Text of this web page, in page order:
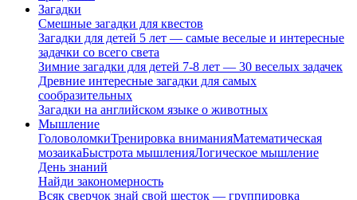
Загадки
Смешные загадки для квестов
Загадки для детей 5 лет — самые веселые и интересные
задачки со всего света
Зимние загадки для детей 7-8 лет — 30 веселых задачек
Древние интересные загадки для самых
сообразительных
Загадки на английском языке о животных
Мышление
ГоловоломкиТренировка вниманияМатематическая
мозаикаБыстрота мышленияЛогическое мышление
День знаний
Найди закономерность
Всяк сверчок знай свой шесток — группировка